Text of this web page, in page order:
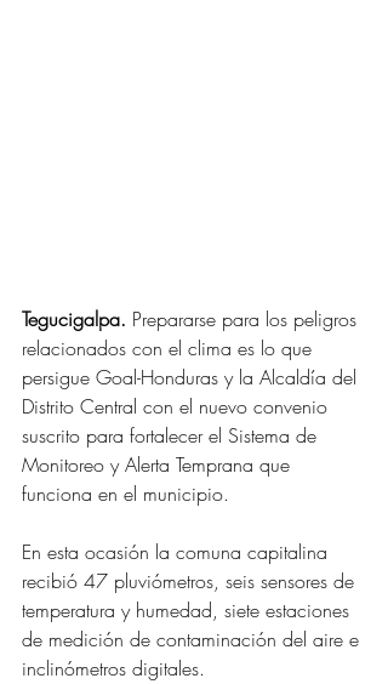
Tegucigalpa. Prepararse para los peligros
relacionados con el clima es lo que
persigue Goal-Honduras y la Alcaldía del
Distrito Central con el nuevo convenio
suscrito para fortalecer el Sistema de
Monitoreo y Alerta Temprana que
funciona en el municipio.
En esta ocasión la comuna capitalina
recibió 47 pluviómetros, seis sensores de
temperatura y humedad, siete estaciones
de medición de contaminación del aire e
inclinómetros digitales.